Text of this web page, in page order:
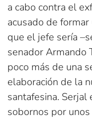
a cabo contra el
acusado de
que el jefe sería
senador Armando
poco más de una
elaboración de la
santafesina. Serjal
sobornos por